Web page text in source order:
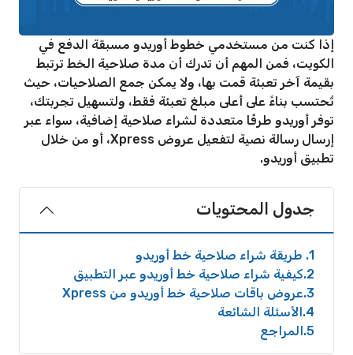
إذا كنت من مستخدمي خطوط أوريدو مسبقة الدفع في
الكويت، فمن المهم أن تدرك أن مدة صلاحية الخط ترتبط
بقيمة آخر تعبئة قمت بها، ولا يمكن جمع الصلاحيات، حيث
تُحتسب بناءً على أعلى مبلغ تعبئة فقط، ولتسهيل تجربتك،
توفر أوريدو طرفًا متعددة لشراء صلاحية إضافية، سواء عبر
إرسال رسالة نصية لتفعيل عروض Xpress، أو من خلال
تطبيق أوريدو.
جدول المحتويات
1 طريقة شراء صلاحية خط أوريدو
2 كيفية شراء صلاحية خط أوريدو عبر التطبيق
3 عروض باقات صلاحية خط أوريدو من Xpress
4 الأسئلة الشائعة
5 المراجع